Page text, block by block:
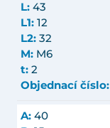
L: 43
L1: 12
L2: 32
M: M6
t: 2
Objednací číslo:
A: 40